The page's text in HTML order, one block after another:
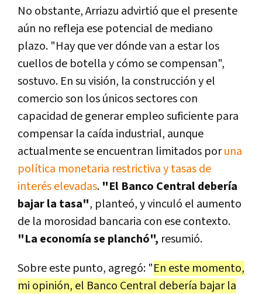
No obstante, Arriazu advirtió que el presente
aún no refleja ese potencial de mediano
plazo. "Hay que ver dónde van a estar los
cuellos de botella y cómo se compensan",
sostuvo. En su visión, la construcción y el
comercio son los únicos sectores con
capacidad de generar empleo suficiente para
compensar la caída industrial, aunque
actualmente se encuentran limitados poruna
política monetaria restrictiva y tasas de
interés elevadas. "El Banco Central debería
bajar la tasa", planteó, y vinculó el aumento
de la morosidad bancaria con ese contexto.
"La economía se planchó", resumió.
Sobre este punto, agregó: "En este momento,
mi opinión, el Banco Central debería bajar la